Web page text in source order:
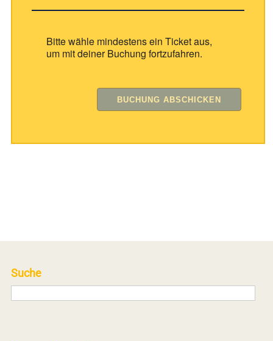
Bitte wähle mindestens ein Ticket aus,
um mit deiner Buchung fortzufahren.
Suche